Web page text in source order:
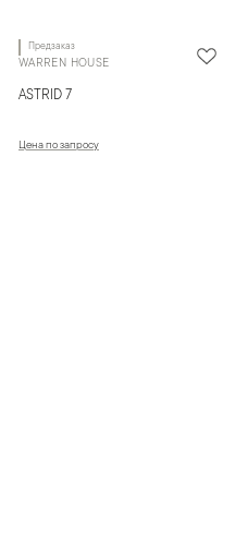
Предзаказ
WARREN HOUSE
ASTRID 7
Цена по запросу